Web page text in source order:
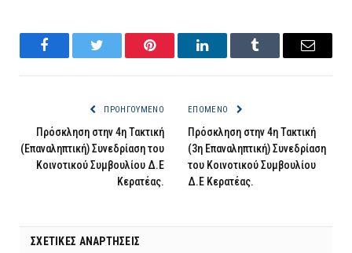
FacebookTwitter Pinterest LinkedInTumblr Email
ΠΡΟΗΓΟΎΜΕΝΟ
Πρόσκληση στην 4η Τακτική
(Επαναληπτική) Συνεδρίαση του
Κοινοτικού Συμβουλίου Δ.Ε
Κερατέας.
ΕΠΌΜΕΝΟ
Πρόσκληση στην 4η Τακτική
(3η Επαναληπτική) Συνεδρίαση
του Κοινοτικού Συμβουλίου
Δ.Ε Κερατέας.
ΣΧΕΤΙΚΈΣ ΑΝΑΡΤΉΣΕΙΣ